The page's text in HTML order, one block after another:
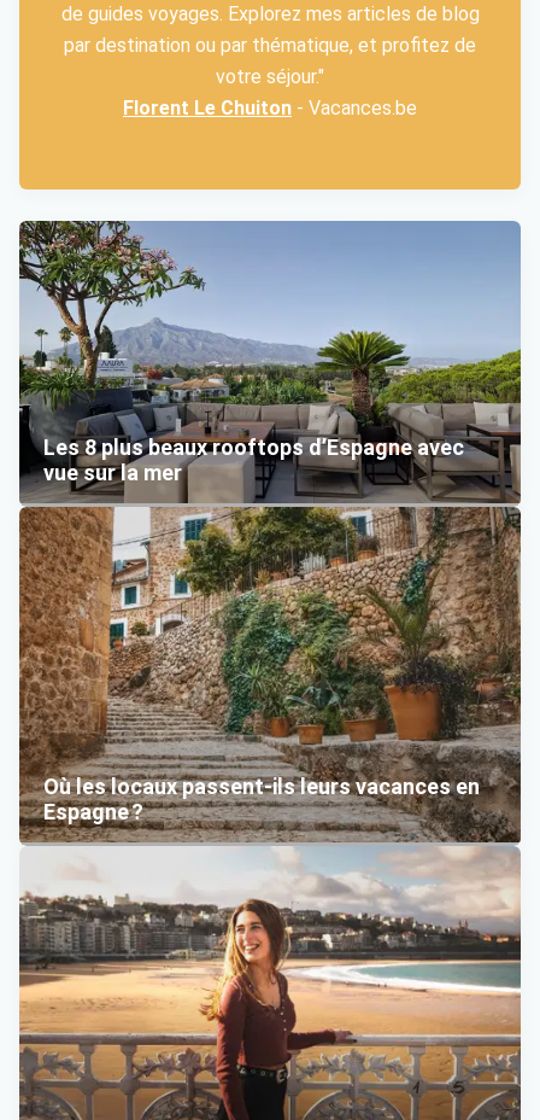
de guides voyages. Explorez mes articles de blog
par destination ou par thématique, et profitez de
votre séjour."
Florent Le Chuiton - Vacances.be
Les 8 plus beaux rooftops d’Espagne avec
vue sur la mer
Où les locaux passent-ils leurs vacances en
Espagne ?